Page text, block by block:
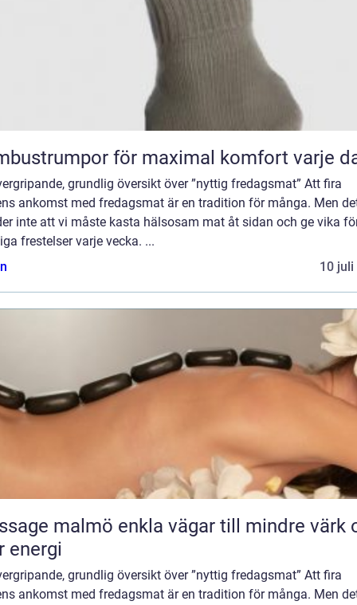
för maximal komfort varje
grundlig översikt över ”nyttig fredagsmat” Att fira
ankomst med fredagsmat är en tradition för många. Men
inte att vi måste kasta hälsosam mat åt sidan och ge vika
frestelser varje vecka. ...
10 juli
enkla vägar till mindre värk och
energi
grundlig översikt över ”nyttig fredagsmat” Att fira
ankomst med fredagsmat är en tradition för många. Men